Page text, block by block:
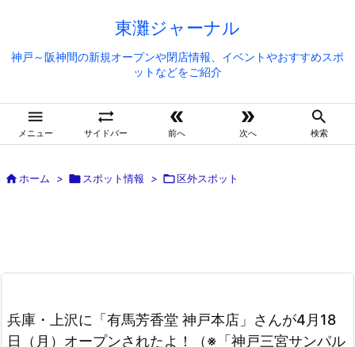
東灘ジャーナル
神戸～阪神間の新規オープンや閉店情報、イベントやおすすめスポ
ットなどをご紹介

メニュー

サイドバー

前へ

次へ

検索
ホーム >  スポット情報 > 区外スポット
兵庫・上沢に「有馬芳香堂 神戸本店」さんが4月18
日（月）オープンされたよ！（※「神戸三宮サンパル